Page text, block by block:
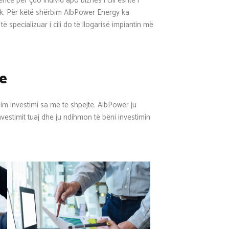
këtë shërbim AlbPower Energy ka
specializuar i cili do të llogarisë impiantin më
investimi sa më të shpejtë. AlbPower ju
tuaj dhe ju ndihmon të bëni investimin